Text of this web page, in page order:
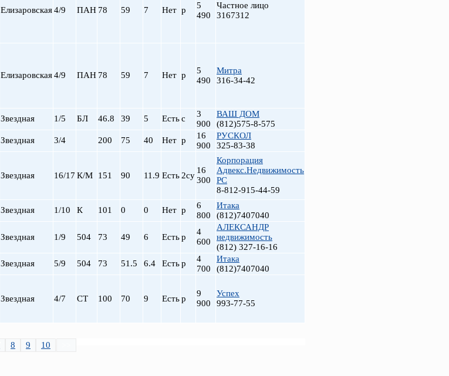
Елизаровская4/9 ПАН 78 59 7 Нет р
5
490
Частное лицо
3167312
Елизаровская4/9 ПАН 78 59 7 Нет р
5
490
Митра
316-34-42
Звездная 1/5 БЛ 46.8 39 5 Естьс
3
900
ВАШ ДОМ
(812)575-8-575
Звездная 3/4 200 75 40 Нет р
16
900
РУСКОЛ
325-83-38
Звездная 16/17 К/М 151 90 11.9 Есть 2су
16
300
Корпорация
Адвекс.Недвижимость
РС
8-812-915-44-59
Звездная 1/10 К 101 0 0 Нет р
6
800
Итака
(812)7407040
Звездная 1/9 504 73 49 6 Естьр
4
600
АЛЕКСАНДР
недвижимость
(812) 327-16-16
Звездная 5/9 504 73 51.5 6.4 Естьр
4
700
Итака
(812)7407040
Звездная 4/7 СТ 100 70 9 Естьр
9
900
Успех
993-77-55
8 9 10